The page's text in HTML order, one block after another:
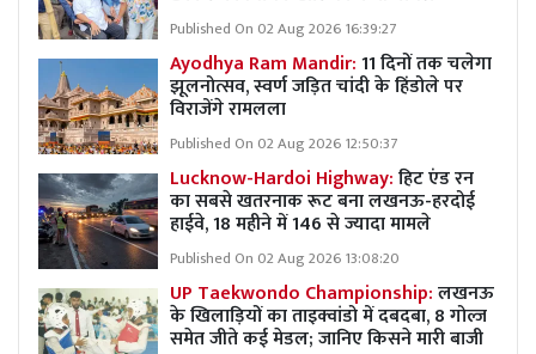
Published On 02 Aug 2026 16:39:27
Ayodhya Ram Mandir:11 दिनों तक चलेगा
झूलनोत्सव, स्वर्ण जड़ित चांदी के हिंडोले पर
विराजेंगे रामलला
Published On 02 Aug 2026 12:50:37
Lucknow-Hardoi Highway:हिट एंड रन
का सबसे खतरनाक रूट बना लखनऊ-हरदोई
हाईवे, 18 महीने में 146 से ज्यादा मामले
Published On 02 Aug 2026 13:08:20
UP Taekwondo Championship:लखनऊ
के खिलाड़ियों का ताइक्वांडो में दबदबा, 8 गोल्ज
समेत जीते कई मेडल; जानिए किसने मारी बाजी